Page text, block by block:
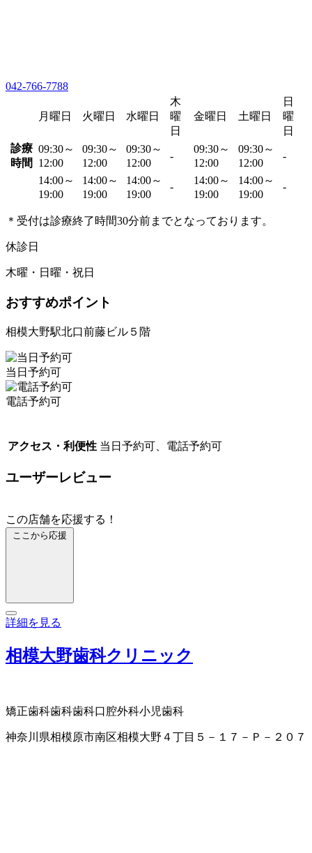
042-766-7788
月曜日 火曜日 水曜日
木
曜
日
金曜日 土曜日
日
曜
日
診療
時間
09:30～
12:00
09:30～
12:00
09:30～
12:00
-
09:30～
12:00
09:30～
12:00
-
14:00～
19:00
14:00～
19:00
14:00～
19:00
-
14:00～
19:00
14:00～
19:00
-
＊受付は診療終了時間30分前までとなっております。
休診日
木曜・日曜・祝日
おすすめポイント
相模大野駅北口前藤ビル５階
当日予約可
電話予約可
アクセス・利便性 当日予約可、電話予約可
ユーザーレビュー
この店舗を応援する！
ここから応援
詳細を見る
相模大野歯科クリニック
矯正歯科歯科歯科口腔外科小児歯科
神奈川県相模原市南区相模大野４丁目５－１７－Ｐ－２０７